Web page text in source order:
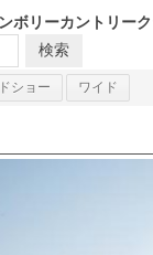
ボリーカントリー
ショー ワイド